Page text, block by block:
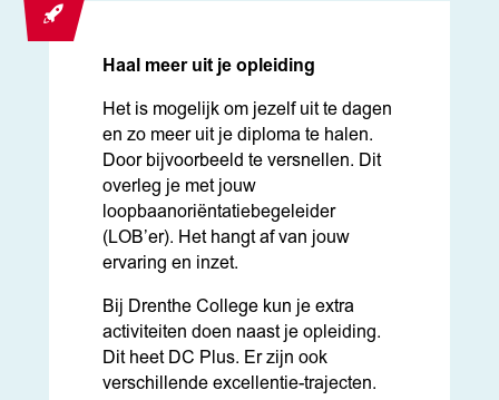
Haal meer uit je opleiding
Het is mogelijk om jezelf uit te dagen
en zo meer uit je diploma te halen.
Door bijvoorbeeld te versnellen. Dit
overleg je met jouw
loopbaanoriëntatiebegeleider
(LOB’er). Het hangt af van jouw
ervaring en inzet.
Bij Drenthe College kun je extra
activiteiten doen naast je opleiding.
Dit heet DC Plus. Er zijn ook
verschillende excellentie-trajecten.